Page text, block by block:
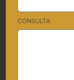
CONSULTA